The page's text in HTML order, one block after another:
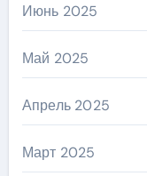
Июнь 2025
Май 2025
Апрель 2025
Март 2025